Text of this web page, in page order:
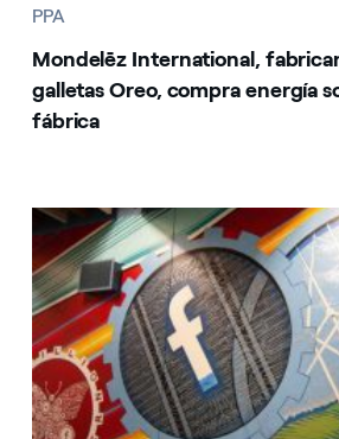
PPA
Mondelēz International,
galletas Oreo, compra energía
fábrica